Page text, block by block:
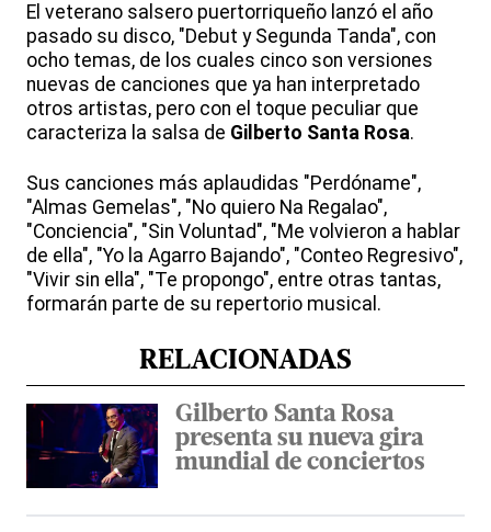
El veterano salsero puertorriqueño lanzó el año
pasado su disco, "Debut y Segunda Tanda", con
ocho temas, de los cuales cinco son versiones
nuevas de canciones que ya han interpretado
otros artistas, pero con el toque peculiar que
caracteriza la salsa de Gilberto Santa Rosa.
Sus canciones más aplaudidas "Perdóname",
"Almas Gemelas", "No quiero Na Regalao",
"Conciencia", "Sin Voluntad", "Me volvieron a hablar
de ella", "Yo la Agarro Bajando", "Conteo Regresivo",
"Vivir sin ella", "Te propongo", entre otras tantas,
formarán parte de su repertorio musical.
RELACIONADAS
Gilberto Santa Rosa
presenta su nueva gira
mundial de conciertos